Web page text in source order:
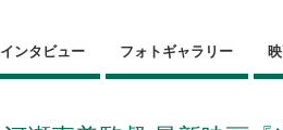
インタビュー フォトギャラリー